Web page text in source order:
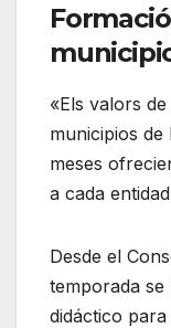
«Els valors
municipios
meses
a cada
Desde el
temporada
didáctico